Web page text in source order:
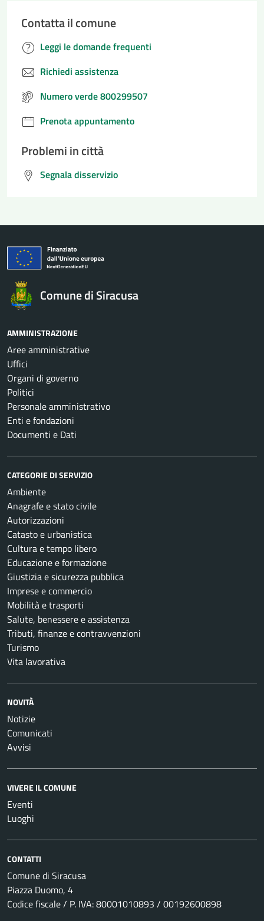
Contatta il comune
Leggi le domande frequenti
Richiedi assistenza
Numero verde 800299507
Prenota appuntamento
Problemi in città
Segnala disservizio
Comune di Siracusa
AMMINISTRAZIONE
Aree amministrative
Uffici
Organi di governo
Politici
Personale amministrativo
Enti e fondazioni
Documenti e Dati
CATEGORIE DI SERVIZIO
Ambiente
Anagrafe e stato civile
Autorizzazioni
Catasto e urbanistica
Cultura e tempo libero
Educazione e formazione
Giustizia e sicurezza pubblica
Imprese e commercio
Mobilità e trasporti
Salute, benessere e assistenza
Tributi, finanze e contravvenzioni
Turismo
Vita lavorativa
NOVITÀ
Notizie
Comunicati
Avvisi
VIVERE IL COMUNE
Eventi
Luoghi
CONTATTI
Comune di Siracusa
Piazza Duomo, 4
Codice fiscale / P. IVA: 80001010893 / 00192600898